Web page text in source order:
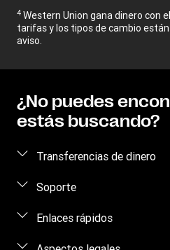
4 Western Union gana dinero con
tarifas y los tipos de cambio
aviso.
¿No puedes
estás buscando?
Transferencias de dinero
Envía dinero
Soporte
Comunícate con nosotros
Enlaces rápidos
Iniciar sesión